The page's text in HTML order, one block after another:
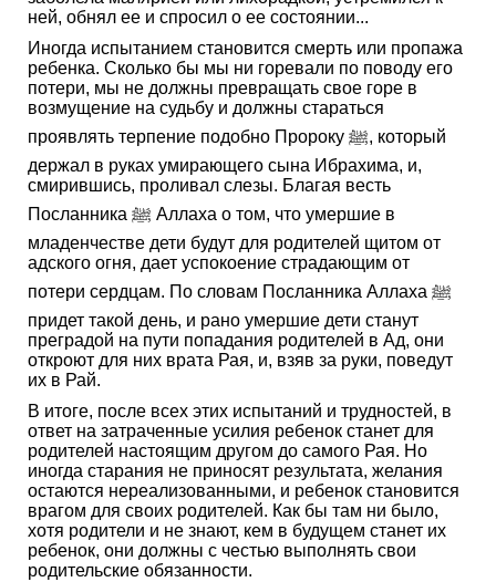
ней, обнял ее и спросил о ее состоянии...
Иногда испытанием становится смерть или пропажа
ребенка. Сколько бы мы ни горевали по поводу его
потери, мы не должны превращать свое горе в
возмущение на судьбу и должны стараться
проявлять терпение подобно Пророку ﷺ, который
держал в руках умирающего сына Ибрахима, и,
смирившись, проливал слезы. Благая весть
Посланника ﷺ Аллаха о том, что умершие в
младенчестве дети будут для родителей щитом от
адского огня, дает успокоение страдающим от
потери сердцам. По словам Посланника Аллаха ﷺ
придет такой день, и рано умершие дети станут
преградой на пути попадания родителей в Ад, они
откроют для них врата Рая, и, взяв за руки, поведут
их в Рай.
В итоге, после всех этих испытаний и трудностей, в
ответ на затраченные усилия ребенок станет для
родителей настоящим другом до самого Рая. Но
иногда старания не приносят результата, желания
остаются нереализованными, и ребенок становится
врагом для своих родителей. Как бы там ни было,
хотя родители и не знают, кем в будущем станет их
ребенок, они должны с честью выполнять свои
родительские обязанности.